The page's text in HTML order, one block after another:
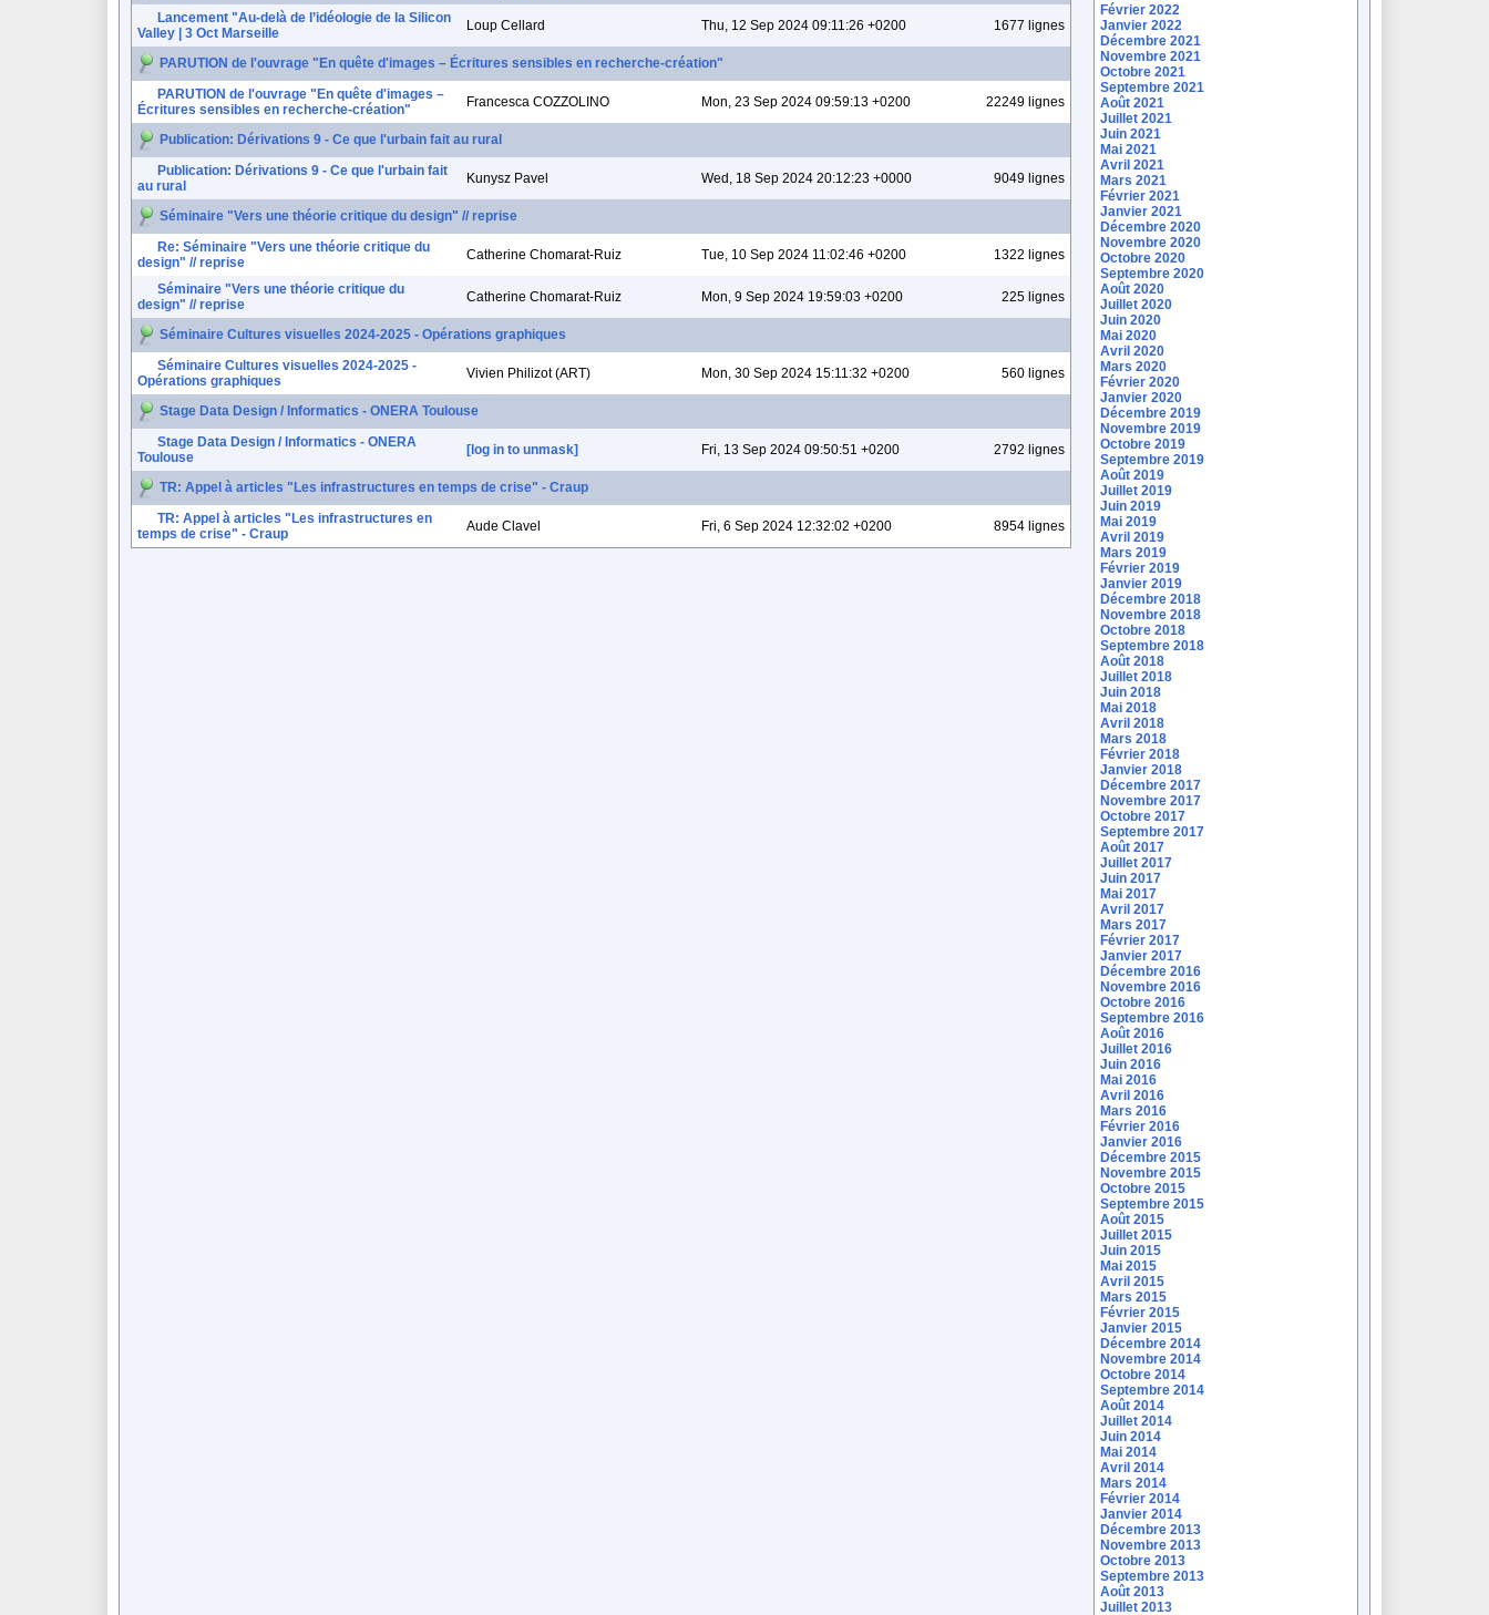
Lancement "Au-delà de l’idéologie de la Silicon
Valley | 3 Oct Marseille
Loup Cellard Thu, 12 Sep 2024 09:11:26 +0200 1677 lignes
PARUTION de l'ouvrage "En quête d'images – Écritures sensibles en recherche-création"
PARUTION de l'ouvrage "En quête d'images –
Écritures sensibles en recherche-création"
Francesca COZZOLINO Mon, 23 Sep 2024 09:59:13 +0200 22249 lignes
Publication: Dérivations 9 - Ce que l'urbain fait au rural
Publication: Dérivations 9 - Ce que l'urbain fait
au rural
Kunysz Pavel Wed, 18 Sep 2024 20:12:23 +0000 9049 lignes
Séminaire "Vers une théorie critique du design" // reprise
Re: Séminaire "Vers une théorie critique du
design" // reprise
Catherine Chomarat-Ruiz Tue, 10 Sep 2024 11:02:46 +0200 1322 lignes
Séminaire "Vers une théorie critique du
design" // reprise
Catherine Chomarat-Ruiz Mon, 9 Sep 2024 19:59:03 +0200 225 lignes
Séminaire Cultures visuelles 2024-2025 - Opérations graphiques
Séminaire Cultures visuelles 2024-2025 -
Opérations graphiques
Vivien Philizot (ART) Mon, 30 Sep 2024 15:11:32 +0200 560 lignes
Stage Data Design / Informatics - ONERA Toulouse
Stage Data Design / Informatics - ONERA
Toulouse
[log in to unmask] Fri, 13 Sep 2024 09:50:51 +0200 2792 lignes
TR: Appel à articles "Les infrastructures en temps de crise" - Craup
TR: Appel à articles "Les infrastructures en
temps de crise" - Craup
Aude Clavel Fri, 6 Sep 2024 12:32:02 +0200 8954 lignes
Février 2022
Janvier 2022
Décembre 2021
Novembre 2021
Octobre 2021
Septembre 2021
Août 2021
Juillet 2021
Juin 2021
Mai 2021
Avril 2021
Mars 2021
Février 2021
Janvier 2021
Décembre 2020
Novembre 2020
Octobre 2020
Septembre 2020
Août 2020
Juillet 2020
Juin 2020
Mai 2020
Avril 2020
Mars 2020
Février 2020
Janvier 2020
Décembre 2019
Novembre 2019
Octobre 2019
Septembre 2019
Août 2019
Juillet 2019
Juin 2019
Mai 2019
Avril 2019
Mars 2019
Février 2019
Janvier 2019
Décembre 2018
Novembre 2018
Octobre 2018
Septembre 2018
Août 2018
Juillet 2018
Juin 2018
Mai 2018
Avril 2018
Mars 2018
Février 2018
Janvier 2018
Décembre 2017
Novembre 2017
Octobre 2017
Septembre 2017
Août 2017
Juillet 2017
Juin 2017
Mai 2017
Avril 2017
Mars 2017
Février 2017
Janvier 2017
Décembre 2016
Novembre 2016
Octobre 2016
Septembre 2016
Août 2016
Juillet 2016
Juin 2016
Mai 2016
Avril 2016
Mars 2016
Février 2016
Janvier 2016
Décembre 2015
Novembre 2015
Octobre 2015
Septembre 2015
Août 2015
Juillet 2015
Juin 2015
Mai 2015
Avril 2015
Mars 2015
Février 2015
Janvier 2015
Décembre 2014
Novembre 2014
Octobre 2014
Septembre 2014
Août 2014
Juillet 2014
Juin 2014
Mai 2014
Avril 2014
Mars 2014
Février 2014
Janvier 2014
Décembre 2013
Novembre 2013
Octobre 2013
Septembre 2013
Août 2013
Juillet 2013